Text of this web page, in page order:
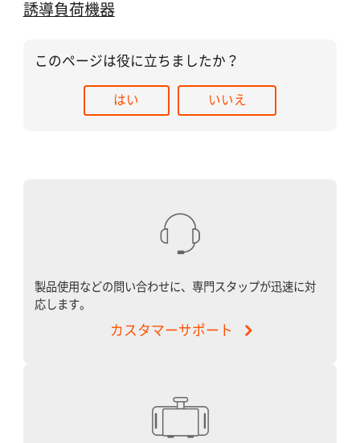
誘導負荷機器
このページは役に立ちましたか？
はい いいえ
製品使用などの問い合わせに、専門スタップが迅速に対
応します。
カスタマーサポート